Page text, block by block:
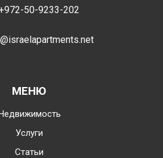
50-9233-202
МЕНЮ
Услуги
Статьи